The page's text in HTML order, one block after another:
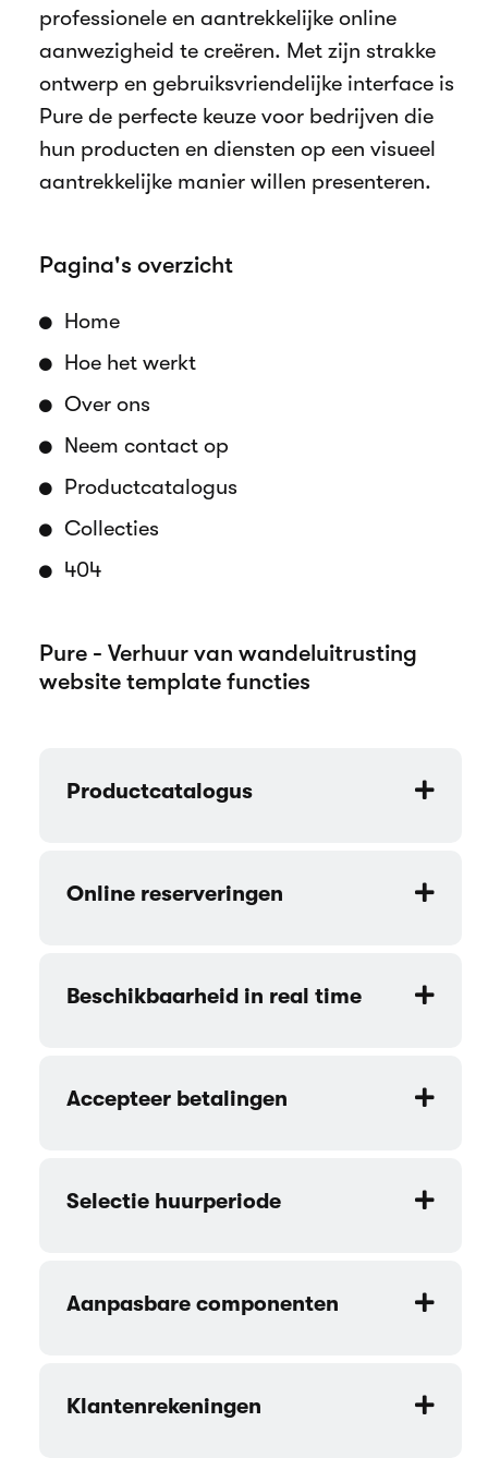
professionele en aantrekkelijke online
aanwezigheid te creëren. Met zijn strakke
ontwerp en gebruiksvriendelijke interface is
Pure de perfecte keuze voor bedrijven die
hun producten en diensten op een visueel
aantrekkelijke manier willen presenteren.
Pagina's overzicht
Home
Hoe het werkt
Over ons
Neem contact op
Productcatalogus
Collecties
404
Pure - Verhuur van wandeluitrusting
website template functies
Productcatalogus
Online reserveringen
Beschikbaarheid in real time
Accepteer betalingen
Selectie huurperiode
Aanpasbare componenten
Klantenrekeningen